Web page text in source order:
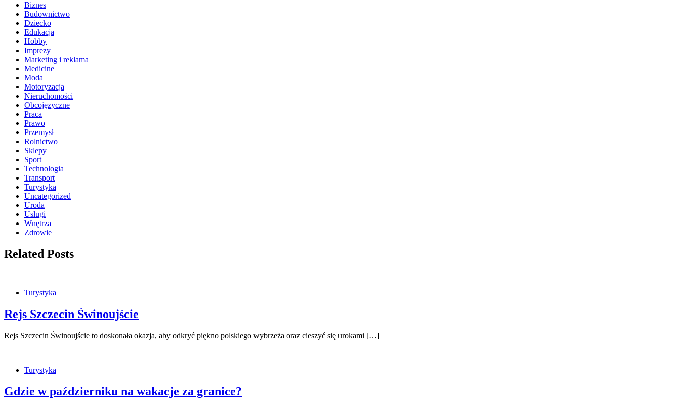
Biznes
Budownictwo
Dziecko
Edukacja
Hobby
Imprezy
Marketing i reklama
Medicine
Moda
Motoryzacja
Nieruchomości
Obcojęzyczne
Praca
Prawo
Przemysł
Rolnictwo
Sklepy
Sport
Technologia
Transport
Turystyka
Uncategorized
Uroda
Usługi
Wnętrza
Zdrowie
Related Posts
Turystyka
Rejs Szczecin Świnoujście
Rejs Szczecin Świnoujście to doskonała okazja, aby odkryć piękno polskiego wybrzeża oraz cieszyć się urokami […]
Turystyka
Gdzie w październiku na wakacje za granice?